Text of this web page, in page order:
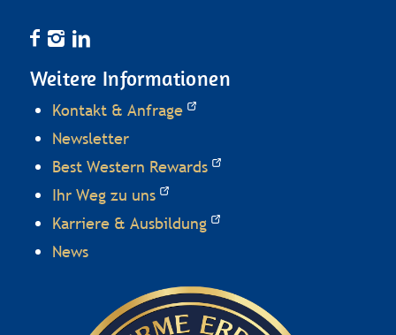
Weitere Informationen
Kontakt & Anfrage
Newsletter
Best Western Rewards
Ihr Weg zu uns
Karriere & Ausbildung
News